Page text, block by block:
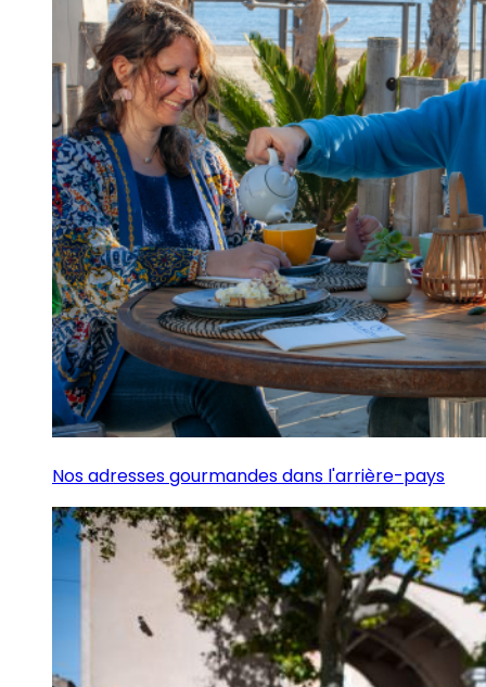
Nos adresses gourmandes dans l'arrière-pays